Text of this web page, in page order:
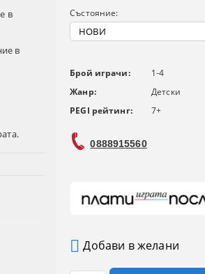
в
в
Състояние:
Брой играчи:
1-4
Жанр:
Детски
PEGI рейтинг:
7+
0888915560
Добави в желани